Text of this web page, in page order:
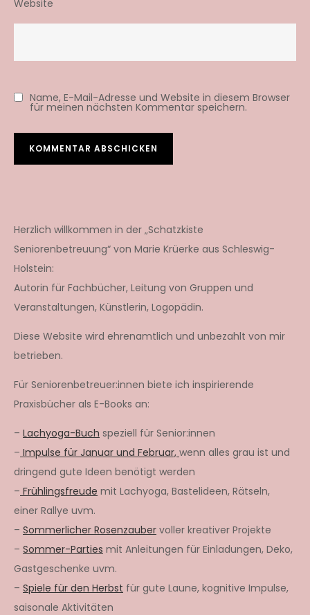
Website
Name, E-Mail-Adresse und Website in diesem Browser
für meinen nächsten Kommentar speichern.
Herzlich willkommen in der „Schatzkiste
Seniorenbetreuung“ von Marie Krüerke aus Schleswig-
Holstein:
Autorin für Fachbücher, Leitung von Gruppen und
Veranstaltungen, Künstlerin, Logopädin.
Diese Website wird ehrenamtlich und unbezahlt von mir
betrieben.
Für Seniorenbetreuer:innen biete ich inspirierende
Praxisbücher als E-Books an:
– Lachyoga-Buch speziell für Senior:innen
– Impulse für Januar und Februar, wenn alles grau ist und
dringend gute Ideen benötigt werden
– Frühlingsfreude mit Lachyoga, Bastelideen, Rätseln,
einer Rallye uvm.
– Sommerlicher Rosenzauber voller kreativer Projekte
– Sommer-Parties mit Anleitungen für Einladungen, Deko,
Gastgeschenke uvm.
– Spiele für den Herbst für gute Laune, kognitive Impulse,
saisonale Aktivitäten